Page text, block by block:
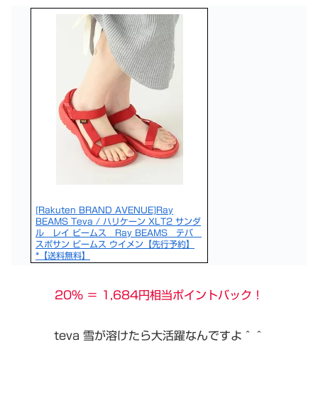
[Rakuten BRAND AVENUE]Ray
BEAMS Teva / ハリケーン XLT2 サンダ
ル レイ ビームス Ray BEAMS テバ
スポサン ビームス ウイメン【先行予約】
*【送料無料】
20％ ＝ 1,684円相当ポイントバック！
teva 雪が溶けたら大活躍なんですよ＾＾